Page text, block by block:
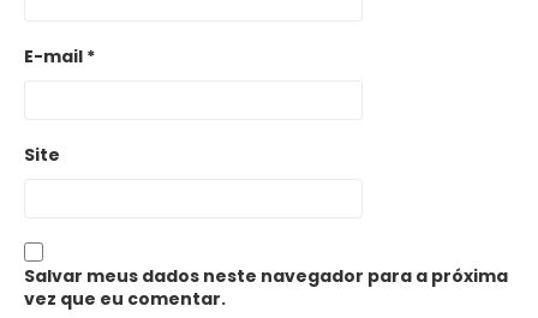
E-mail *
Site
Salvar meus dados neste navegador para a próxima
vez que eu comentar.